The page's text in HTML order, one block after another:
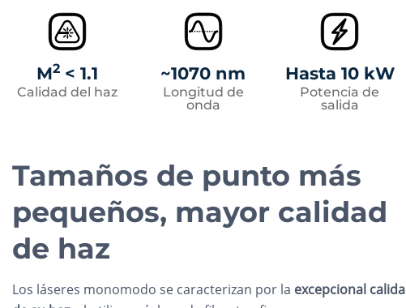
M2< 1.1
Calidad del haz
~1070 nm
Longitud de
onda
Hasta 10 kW
Potencia de
salida
Tamaños de punto más
pequeños, mayor calidad
de haz
Los láseres monomodo se caracterizan por la excepcional